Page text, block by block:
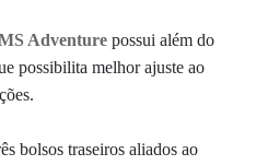
Adventure possui além do
possibilita melhor ajuste ao
bolsos traseiros aliados ao